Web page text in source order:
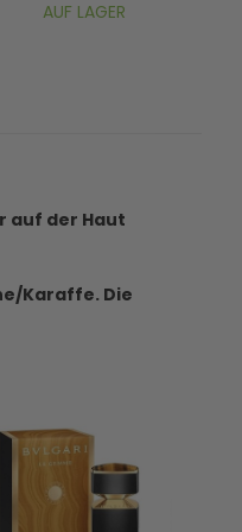
AUF LAGER
auf der Haut
Karaffe. Die